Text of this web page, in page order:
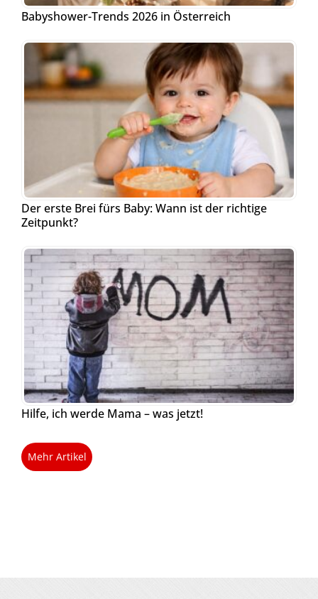
Babyshower-Trends 2026 in Österreich
Der erste Brei fürs Baby: Wann ist der richtige
Zeitpunkt?
Hilfe, ich werde Mama – was jetzt!
Mehr Artikel